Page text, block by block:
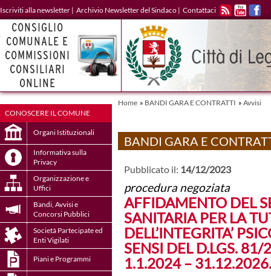
Iscriviti alla newsletter | Archivio Newsletter del Sindaco | Contattaci RSS YOUTUBE
CONOSCERE IL COMUNE
Organi Istituzionali
Informativa sulla
Privacy
Organizzazione e
Uffici
Bandi, Avvisi e
Concorsi Pubblici
Società Partecipate ed
Enti Vigilati
Piani e Programmi
Home » BANDI GARA E CONTRATTI » Avvisi
BANDI GARA E
Pubblicato il: 14/12/2023
procedura negoziata
AFFIDAMENTO DEL
SANITARIA PER LA
DELL’INTEGRITA’
SENSI DEL D.LGS. 81/
1.1.2024 – 31.12.2026.